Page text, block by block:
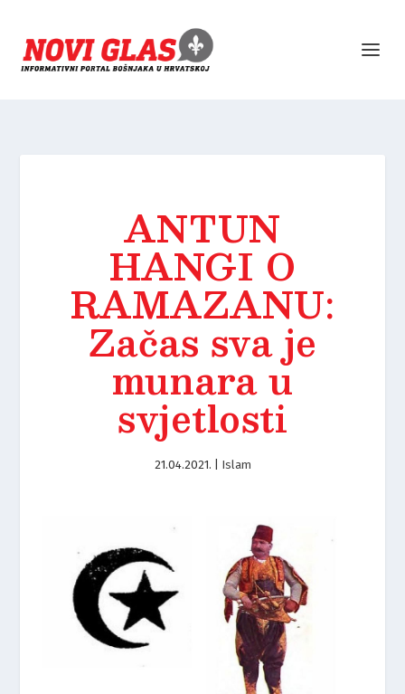
ANTUN
HANGI O
RAMAZANU:
Začas sva je
munara u
svjetlosti
21.04.2021. Islam